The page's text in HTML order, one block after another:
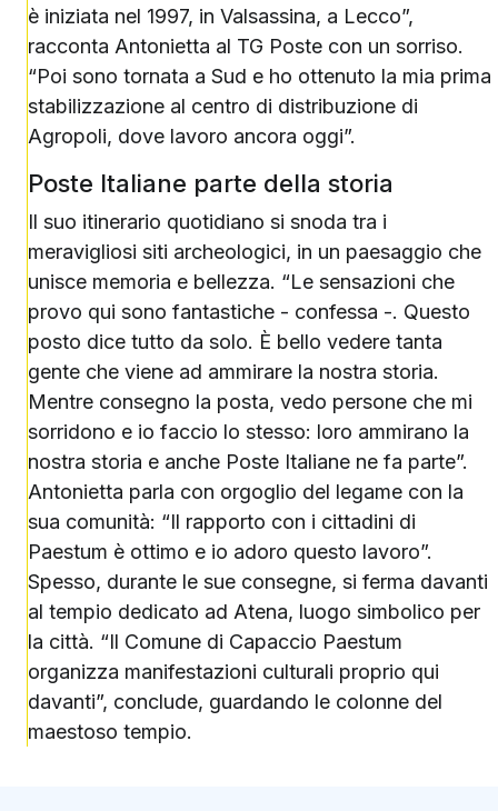
è iniziata nel 1997, in Valsassina, a Lecco”,
racconta Antonietta al TG Poste con un sorriso.
“Poi sono tornata a Sud e ho ottenuto la mia prima
stabilizzazione al centro di distribuzione di
Agropoli, dove lavoro ancora oggi”.
Poste Italiane parte della storia
Il suo itinerario quotidiano si snoda tra i
meravigliosi siti archeologici, in un paesaggio che
unisce memoria e bellezza. “Le sensazioni che
provo qui sono fantastiche - confessa -. Questo
posto dice tutto da solo. È bello vedere tanta
gente che viene ad ammirare la nostra storia.
Mentre consegno la posta, vedo persone che mi
sorridono e io faccio lo stesso: loro ammirano la
nostra storia e anche Poste Italiane ne fa parte”.
Antonietta parla con orgoglio del legame con la
sua comunità: “Il rapporto con i cittadini di
Paestum è ottimo e io adoro questo lavoro”.
Spesso, durante le sue consegne, si ferma davanti
al tempio dedicato ad Atena, luogo simbolico per
la città. “Il Comune di Capaccio Paestum
organizza manifestazioni culturali proprio qui
davanti”, conclude, guardando le colonne del
maestoso tempio.